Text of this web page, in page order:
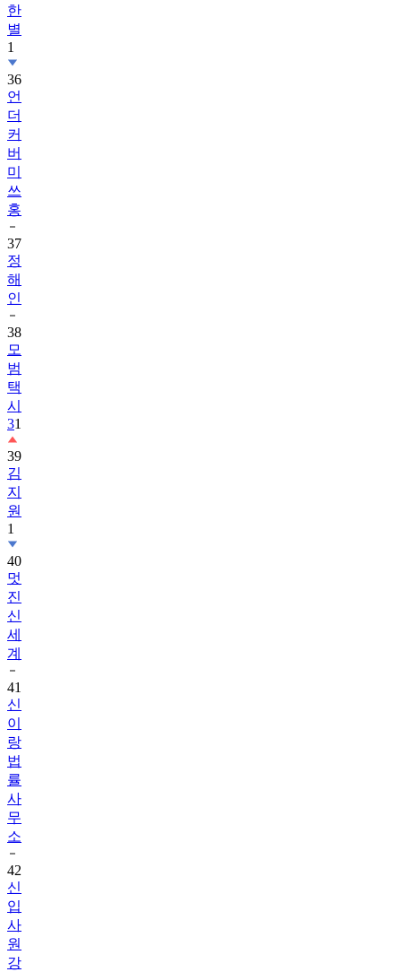
한
별
1
36
언
더
커
버
미
쓰
홍
37
정
해
인
38
모
범
택
시
31
39
김
지
원
1
40
멋
진
신
세
계
41
신
이
랑
법
률
사
무
소
42
신
입
사
원
강